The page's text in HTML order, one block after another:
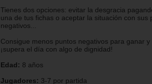
Tienes dos opciones: evitar la desgracia
una de tus fichas o aceptar la situación con sus
negativos...
Consigue menos puntos negativos para ganar y
¡supera el día con algo de dignidad!
Edad: 8 años
Jugadores: 3-7 por partida